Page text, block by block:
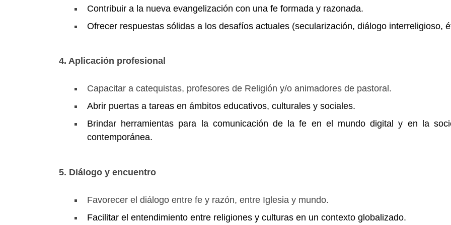
Contribuir a la nueva evangelización con una fe formada y razonada.
Ofrecer respuestas sólidas a los desafíos actuales (secularización, diálogo interreligioso,
4. Aplicación profesional
Capacitar a catequistas, profesores de Religión y/o animadores de pastoral.
Abrir puertas a tareas en ámbitos educativos, culturales y sociales.
Brindar herramientas para la comunicación de la fe en el mundo digital y en la
contemporánea.
5. Diálogo y encuentro
Favorecer el diálogo entre fe y razón, entre Iglesia y mundo.
Facilitar el entendimiento entre religiones y culturas en un contexto globalizado.